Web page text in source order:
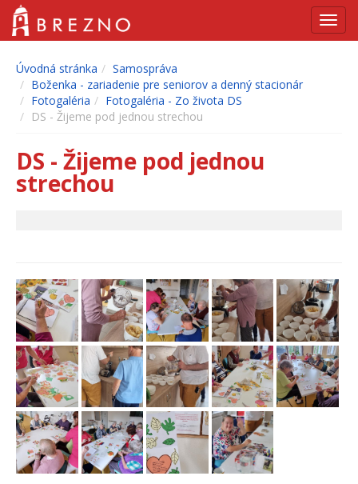
Úvodná stránka
Samospráva
Boženka - zariadenie pre seniorov a denný stacionár
Fotogaléria
Fotogaléria - Zo života DS
DS - Žijeme pod jednou strechou
DS - Žijeme pod jednou
strechou